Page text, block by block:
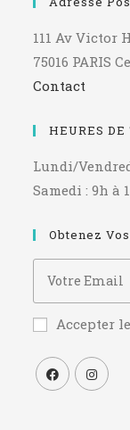
111 Av Victor
75016 PARIS
Contact
HEURES
Lundi/
Samedi : 9h à
Obtenez
Accepter